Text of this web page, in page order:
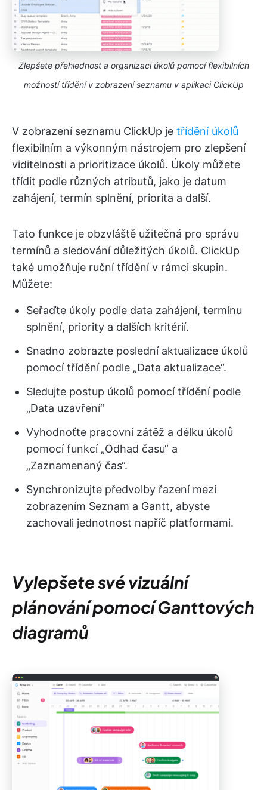
Zlepšete přehlednost a organizaci úkolů pomocí flexibilních
možností třídění v zobrazení seznamu v aplikaci ClickUp
V zobrazení seznamu ClickUp je třídění úkolů
flexibilním a výkonným nástrojem pro zlepšení
viditelnosti a prioritizace úkolů. Úkoly můžete
třídit podle různých atributů, jako je datum
zahájení, termín splnění, priorita a další.
Tato funkce je obzvláště užitečná pro správu
termínů a sledování důležitých úkolů. ClickUp
také umožňuje ruční třídění v rámci skupin.
Můžete:
Seřaďte úkoly podle data zahájení, termínu
splnění, priority a dalších kritérií.
Snadno zobrazte poslední aktualizace úkolů
pomocí třídění podle „Data aktualizace“.
Sledujte postup úkolů pomocí třídění podle
„Data uzavření“
Vyhodnoťte pracovní zátěž a délku úkolů
pomocí funkcí „Odhad času“ a
„Zaznamenaný čas“.
Synchronizujte předvolby řazení mezi
zobrazením Seznam a Gantt, abyste
zachovali jednotnost napříč platformami.
Vylepšete své vizuální
plánování pomocí Ganttových
diagramů